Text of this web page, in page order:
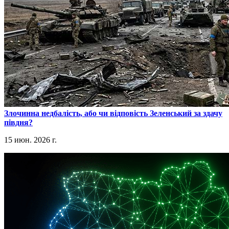
​Злочинна недбалість, або чи відповість Зеленський за здачу
півдня?
15 июн. 2026 г.